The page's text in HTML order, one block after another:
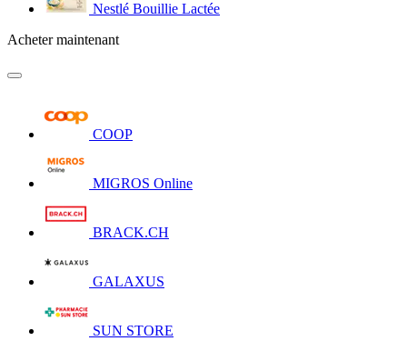
Nestlé Bouillie Lactée
Acheter maintenant
COOP
MIGROS Online
BRACK.CH
GALAXUS
SUN STORE